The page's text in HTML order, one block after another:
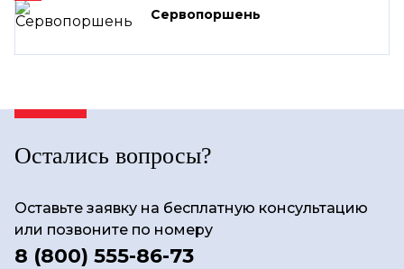
Сервопоршень
Остались вопросы?
Оставьте заявку на бесплатную консультацию
или позвоните по номеру
8 (800) 555-86-73